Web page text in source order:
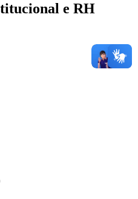
e RH